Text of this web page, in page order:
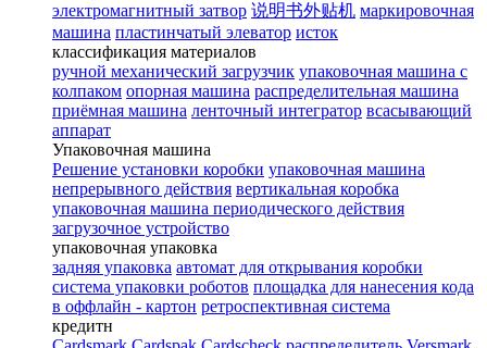
электромагнитный затвор 说明书外贴机 маркировочная
машина пластинчатый элеватор исток
классификация материалов
ручной механический загрузчик упаковочная машина с
колпаком опорная машина распределительная машина
приёмная машина ленточный интегратор всасывающий
аппарат
Упаковочная машина
Решение установки коробки упаковочная машина
непрерывного действия вертикальная коробка
упаковочная машина периодического действия
загрузочное устройство
упаковочная упаковка
задняя упаковка автомат для открывания коробки
система упаковки роботов площадка для нанесения кода
в оффлайн - картон ретроспективная система
кредитн